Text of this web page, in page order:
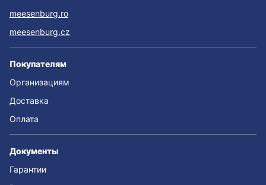
meesenburg.ro
meesenburg.cz
Покупателям
Организациям
Доставка
Оплата
Документы
Гарантии